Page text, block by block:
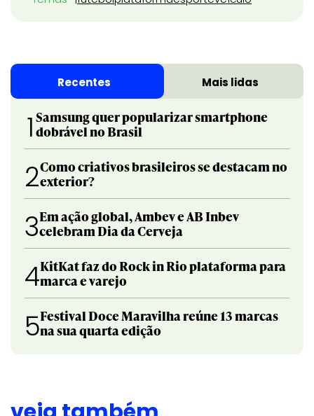
Recentes Mais lidas
1 Samsung quer popularizar smartphone
dobrável no Brasil
2Como criativos brasileiros se destacam no
exterior?
3Em ação global, Ambev e AB Inbev
celebram Dia da Cerveja
4KitKat faz do Rock in Rio plataforma para
marca e varejo
5Festival Doce Maravilha reúne 13 marcas
na sua quarta edição